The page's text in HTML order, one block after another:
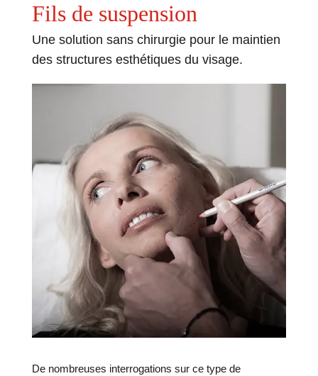
Fils de suspension
Une solution sans chirurgie pour le maintien
des structures esthétiques du visage.
De nombreuses interrogations sur ce type de